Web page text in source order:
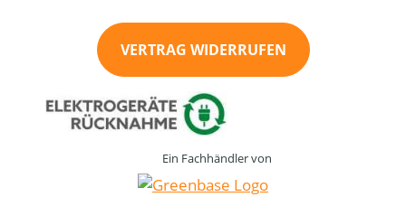
VERTRAG WIDERRUFEN
Ein Fachhändler von